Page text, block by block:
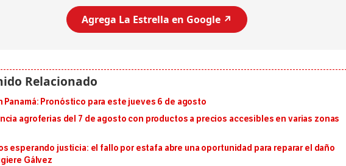
Agrega La Estrella en Google ↗️
Panamá: Pronóstico para este jueves 6 de agosto
agroferias del 7 de agosto con productos a precios accesibles en varias zonas
esperando justicia: el fallo por estafa abre una oportunidad para reparar el daño
Gálvez
Un fuerte terremoto de magnitud
julio en la prefectura de Kumamoto,
al sur de Japón, provocando una
emergencia de gran...